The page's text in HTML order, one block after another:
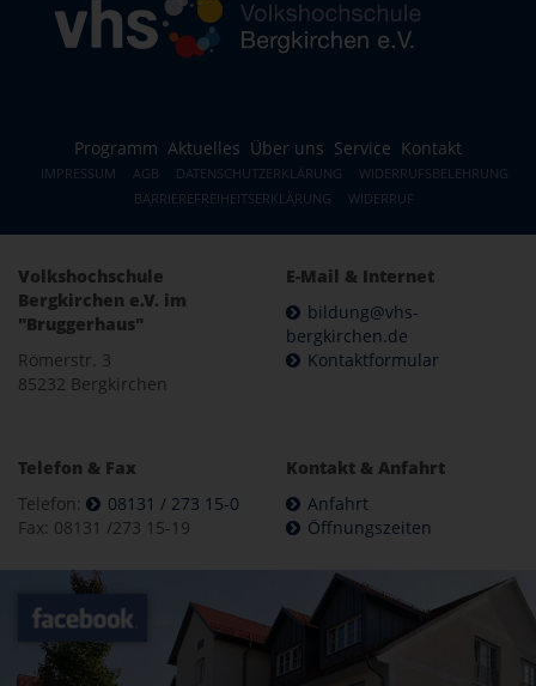
Programm Aktuelles Über uns Service Kontakt
IMPRESSUM AGB DATENSCHUTZERKLÄRUNG
WIDERRUFSBELEHRUNG
BARRIEREFREIHEITSERKLÄRUNG
WIDERRUF
Volkshochschule
Bergkirchen e.V. im
"Bruggerhaus"
Römerstr. 3
85232 Bergkirchen
E-Mail & Internet
bildung@vhs-
bergkirchen.de
Kontaktformular
Telefon & Fax
Telefon:
08131 / 273 15-0
Fax: 08131 /273 15-19
Kontakt & Anfahrt
Anfahrt
Öffnungszeiten